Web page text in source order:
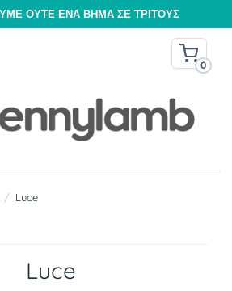
ΟΎΤΕ ΈΝΑ ΒΉΜΑ ΣΕ ΤΡΊΤΟΥΣ
0
Luce
Luce